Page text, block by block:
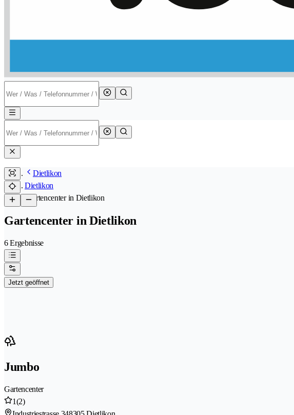
Dietlikon
Dietlikon
/Gartencenter in Dietlikon
Gartencenter in Dietlikon
6 Ergebnisse
Jetzt geöffnet
Jumbo
Gartencenter
1(2)